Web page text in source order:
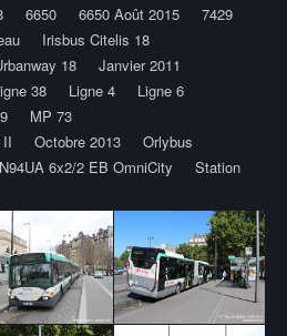
6650 6650 Août 2015
7429
Irisbus Citelis 18
18
Janvier 2011
38 Ligne 4
Ligne 6
MP 73
Octobre 2013
Orlybus
6x2/2 EB OmniCity
Station